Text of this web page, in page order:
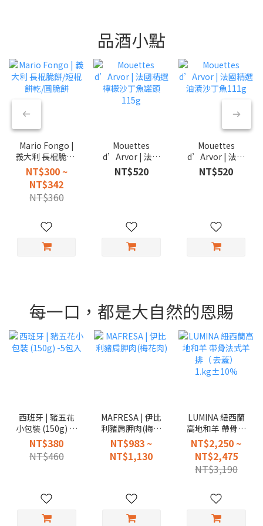
品酒小點
Mario Fongo |
義大利 長棍脆餅/
短棍餅乾/圓脆餅
NT$300 ~
NT$342
NT$360
Mouettes
d’Arvor | 法國
精選檸檬沙丁魚
罐頭 115g
NT$520
Mouettes
d’Arvor | 法國
精選油漬沙丁魚
111g
NT$520
每一口，都是大自然的恩賜
西班牙 | 豬五花
小包裝 (150g) -5
包入
NT$380
NT$460
MAFRESA | 伊比
利豬肩胛肉(梅花
肉)
NT$983 ~
NT$1,130
LUMINA 紐西蘭
高地和羊 帶骨法
式羊排（ 去蓋）
1.kg±10%
NT$2,250 ~
NT$2,475
NT$3,190